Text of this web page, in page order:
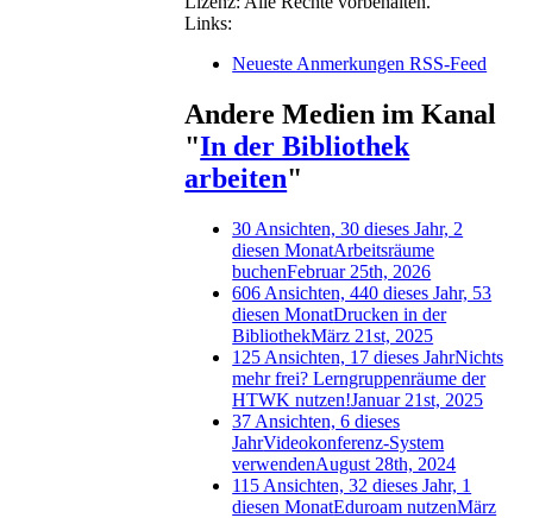
Links:
Neueste Anmerkungen RSS-Feed
Andere Medien im Kanal
"In der Bibliothek
arbeiten"
30 Ansichten, 30 dieses Jahr, 2
diesen MonatArbeitsräume
buchenFebruar 25th, 2026
606 Ansichten, 440 dieses Jahr, 53
diesen MonatDrucken in der
BibliothekMärz 21st, 2025
125 Ansichten, 17 dieses JahrNichts
mehr frei? Lerngruppenräume der
HTWK nutzen!Januar 21st, 2025
37 Ansichten, 6 dieses
JahrVideokonferenz-System
verwendenAugust 28th, 2024
115 Ansichten, 32 dieses Jahr, 1
diesen MonatEduroam nutzenMärz